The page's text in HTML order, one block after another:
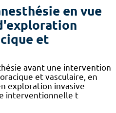
en vue
et
avant une intervention
et vasculaire, en
exploration invasive
interventionnelle t